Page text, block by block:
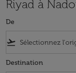
Riyad à
De
flight_takeoff
Destination